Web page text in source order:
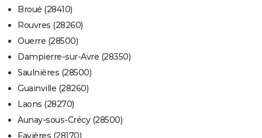
Broué (28410)
Rouvres (28260)
Ouerre (28500)
Dampierre-sur-Avre (28350)
Saulnières (28500)
Guainville (28260)
Laons (28270)
Aunay-sous-Crécy (28500)
Favières (28170)